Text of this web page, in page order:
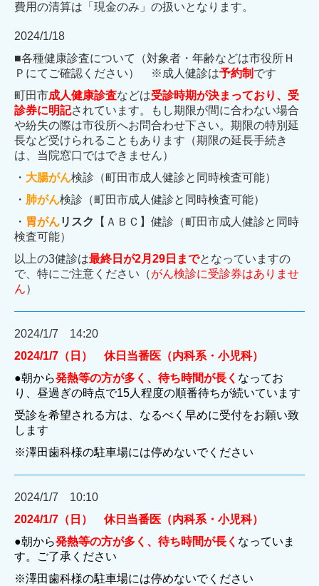
費用の清算は「現金のみ」の扱いとなります。
2024/1/18
■各種健康診査について（対象者・年齢などは市役所Ｈ
Ｐにてご確認ください） ※成人健診は予約制 です
町田市成人健康診査などは受診時期が決まっており、 受
診券に明記されています。もし期限が間に合わない場合
や紛失の際は市役所へお問合わせ下さい。期限の特別延
長など受けられることもあります（期限の延長手続き
は、当院窓口ではできません）
・ 大腸がん検診（町田市成人健診と同時検査可能）
・ 肺がん検診（町田市成人健診と同時検査可能）
・ 胃がんリスク
【ＡＢＣ】健診（町田市成人健診と同時
検査可能）
以上の3健診は最終日が2月29日までとなっていますの
で、特にご注意ください（がん検診に受診券はありませ
ん）
2024/1/7 14:20
2024/1/7（日） 休日当番医（内科系・小児科）
●朝から発熱等の方が多く、待ち時間が長く なってお
り、昼過ぎの時点で15人程度の順番待ちが続いています
受診を希望される方は、なるべく早めに受付をお願い致
します
※澤田歯科様の駐車場には停めないでください
2024/1/7 10:10
2024/1/7（日） 休日当番医（内科系・小児科）
●朝から発熱等の方が多く、待ち時間が長く なっていま
す。ご了承ください
※澤田歯科様の駐車場には停めないでください